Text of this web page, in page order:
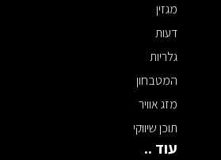
מגזין
דעות
גלריות
המטבחון
מזג אוויר
תוכן שיווקי
עוד ..